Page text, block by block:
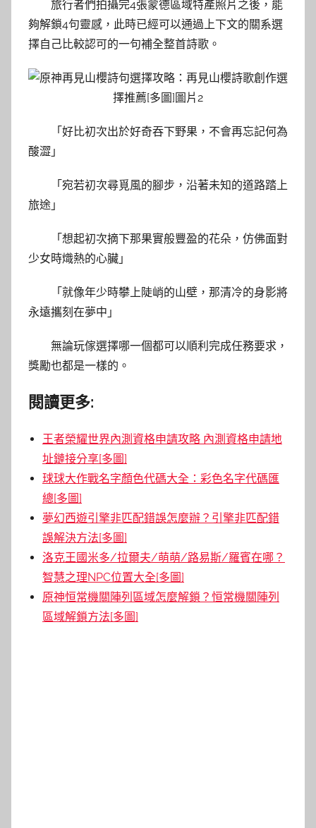
旅行者們拍攝完4張蒙德區域特產照片之後，能
夠解鎖4句靈感，此時已經可以通過上下文的關系選
擇自己比較認可的一句補全整首詩歌。
「好比初次出於好奇吞下野果，不會再忘記何為
酸澀」
「宛若初次尋覓風的腳步，沿著未知的道路踏上
旅途」
「想起初次摘下那果實般豐盈的花朵，仿佛面對
少女時熾熱的心臟」
「就像年少時攀上陡峭的山壁，那清冷的身影將
永遠攜刻在夢中」
無論玩傢選擇哪一個都可以順利完成任務要求，
獎勵也都是一樣的。
閱讀更多:
王者榮耀世界內測資格申請攻略 內測資格申請地
址鏈接分享[多圖]
球球大作戰名字顏色代碼大全：彩色名字代碼匯
總[多圖]
夢幻西遊引擎非匹配錯誤怎麼辦？引擎非匹配錯
誤解決方法[多圖]
洛克王國米多/拉爾夫/萌萌/路易斯/羅賓在哪？
智慧之理NPC位置大全[多圖]
原神恒常機關陣列區域怎麼解鎖？恒常機關陣列
區域解鎖方法[多圖]